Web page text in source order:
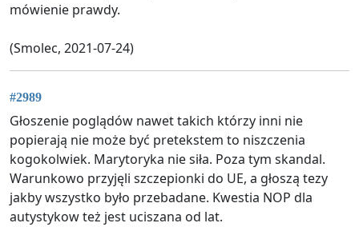
mówienie prawdy.
(Smolec, 2021-07-24)
#2989
Głoszenie poglądów nawet takich którzy inni nie
popierają nie może być pretekstem to niszczenia
kogokolwiek. Marytoryka nie siła. Poza tym skandal.
Warunkowo przyjęli szczepionki do UE, a głoszą tezy
jakby wszystko było przebadane. Kwestia NOP dla
autystykow też jest uciszana od lat.